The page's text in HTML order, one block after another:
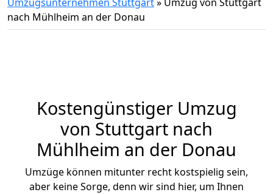
nach Mühlheim an der Donau
Kostengünstiger Umzug
von Stuttgart nach
Mühlheim an der Donau
Umzüge können mitunter recht kostspielig sein,
aber keine Sorge, denn wir sind hier, um Ihnen